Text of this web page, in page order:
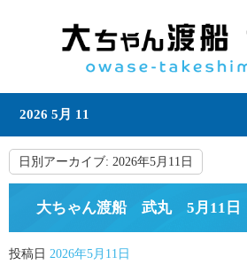
2026 5月 11
日別アーカイブ: 2026年5月11日
大ちゃん渡船 武丸 5月11日
投稿日 2026年5月11日